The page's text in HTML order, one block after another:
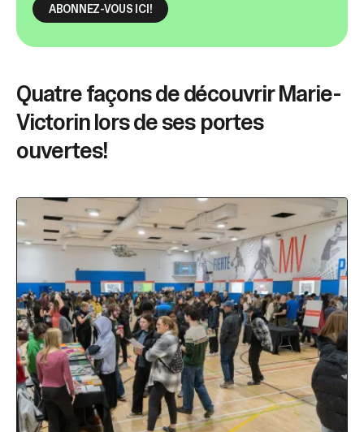
ABONNEZ-VOUS ICI!
Quatre façons de découvrir Marie-
Victorin lors de ses portes
ouvertes!